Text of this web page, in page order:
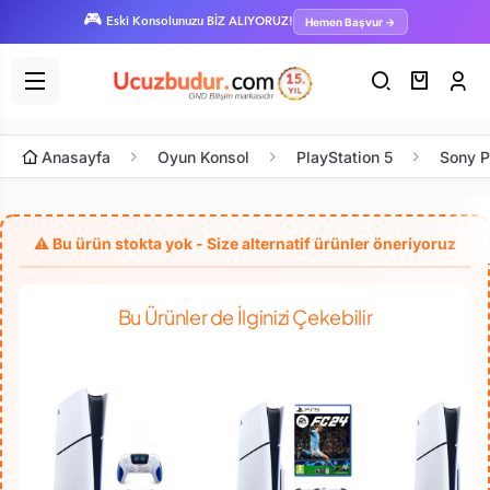
🎮 Eski Konsolunuzu BİZ ALIYORUZ! Hemen Başvur →
Anasayfa Oyun Konsol PlayStation 5 Sony
Bu Ürünler de İlginizi Çekebilir